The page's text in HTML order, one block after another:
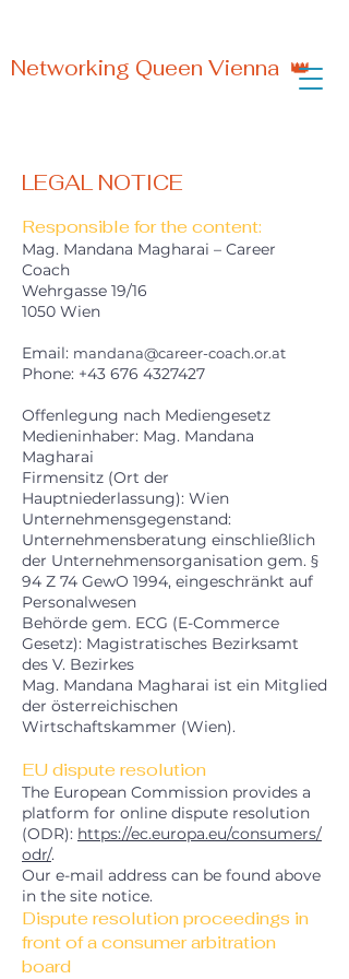
Networking Queen Vienna 👑
LEGAL NOTICE
Responsible for the content:
Mag. Mandana Magharai – Career
Coach
Wehrgasse 19/16
1050 Wien
Email: mandana@career-coach.or.at
Phone: +43 676 4327427
Offenlegung nach Mediengesetz
Medieninhaber: Mag. Mandana
Magharai
Firmensitz (Ort der
Hauptniederlassung): Wien
Unternehmensgegenstand:
Unternehmensberatung einschließlich
der Unternehmensorganisation gem. §
94 Z 74 GewO 1994, eingeschränkt auf
Personalwesen
Behörde gem. ECG (E-Commerce
Gesetz): Magistratisches Bezirksamt
des V. Bezirkes
Mag. Mandana Magharai ist ein Mitglied
der österreichischen
Wirtschaftskammer (Wien).
EU dispute resolution
The European Commission provides a
platform for online dispute resolution
(ODR): https://ec.europa.eu/consumers/
odr/.
Our e-mail address can be found above
in the site notice.
Dispute resolution proceedings in
front of a consumer arbitration
board